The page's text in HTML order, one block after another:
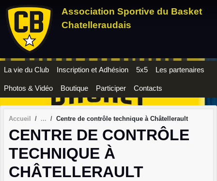
Association Sportive du Basket
Chatelleraudais
La vie du Club Inscription et Adhésion 5x5 Les partenaires
Photos & Vidéo Boutique Participer Contacts
Accueil Centre de contrôle technique à Châtellerault
CENTRE DE CONTRÔLE
TECHNIQUE À
CHÂTELLERAULT
Panneau de gestion des cookies